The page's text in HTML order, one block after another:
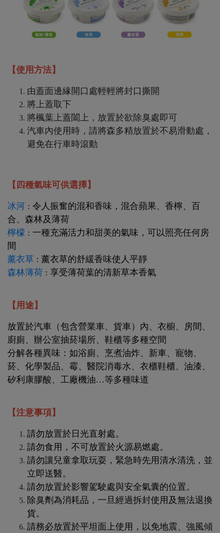
【使用方法】
由蓋面邊緣開口處輕輕將封口撕開
將上蓋取下
將楓葉上蓋闔上，放置於欲除臭處即可
汽車內使用時，請將森多精放置於不易滑動處，
避免在行車時滾動
【四種氣味可供選擇】
冰河 : 令人振奮的混和香味，混合蘋果、香檸、百
合、森林及薄荷
檸檬 : 一種充滿活力和甜美的氣味，可以照亮任何房
間
薰衣草 : 薰衣草的舒緩香味使人平靜
森林薄荷 : 享受薄荷葉的清新草本香氣
【用途】
放置於汽車（包含營業車、貨車）內、衣櫥、房間、
廚廁、辦公室抽菸場所、鞋櫃等多種空間
分解各種異味：如浴廁、烹煮油炸、新車、寵物、
菸、化學製品、霉、醫院消毒水、衣櫃鞋櫃、油漆、
矽利康膠酸、工廠機油…等多種味道
【注意事項】
請勿放置於日光直射處。
請勿食用，不可放置於火源易燃處。
請勿讓兒童拿取玩耍，緊急時先用清水清洗，並
立即送醫。
請勿放置於影響駕駛處與安全氣囊的位置。
除臭劑為消耗品，一旦經過拆封使用及無法退換
貨。
請務必放置於平坦面上使用，以免地震、強風傾